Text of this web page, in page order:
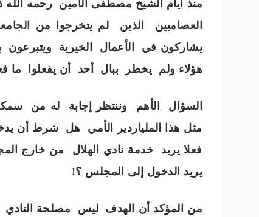
منذ أيام الشيخ مصطفى الأمين رحمه
العصاميين الذين لم يتخرجوا من
يشاركون في الأعمال الخيرية ويتبرعون
هؤلاء ولم يخطر ببال أحد أن يفعلوا
السؤال الأهم وننتظر إجابة له من
مثل هذا الملياردير الأمي هل شرط أن
فعلا يريد خدمة نادي الهلال من خارج
يريد الدخول إلى المجلس ؟!
من المؤكد أن الهدف ليس مصلحة